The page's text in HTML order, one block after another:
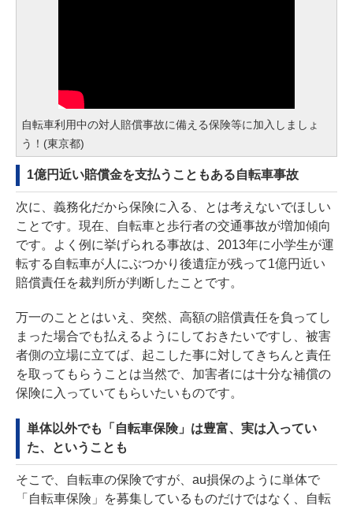
自転車利用中の対人賠償事故に備える保険等に加入しましょ
う！(東京都)
1億円近い賠償金を支払うこともある自転車事故
次に、義務化だから保険に入る、とは考えないでほしい
ことです。現在、自転車と歩行者の交通事故が増加傾向
です。よく例に挙げられる事故は、2013年に小学生が運
転する自転車が人にぶつかり後遺症が残って1億円近い
賠償責任を裁判所が判断したことです。
万一のこととはいえ、突然、高額の賠償責任を負ってし
まった場合でも払えるようにしておきたいですし、被害
者側の立場に立てば、起こした事に対してきちんと責任
を取ってもらうことは当然で、加害者には十分な補償の
保険に入っていてもらいたいものです。
単体以外でも「自転車保険」は豊富、実は入ってい
た、ということも
そこで、自転車の保険ですが、au損保のように単体で
「自転車保険」を募集しているものだけではなく、自転